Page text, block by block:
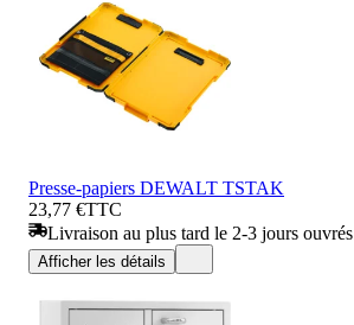
Presse-papiers DEWALT TSTAK
23,77 €TTC
Livraison au plus tard le 2-3 jours ouvrés
Afficher les détails